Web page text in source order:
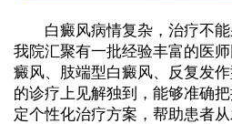
白癜风病情复杂，治疗不能
我院汇聚有一批经验丰富的医
癜风、肢端型白癜风、反复发
的诊疗上见解独到，能够准确
定个性化治疗方案，帮助患者